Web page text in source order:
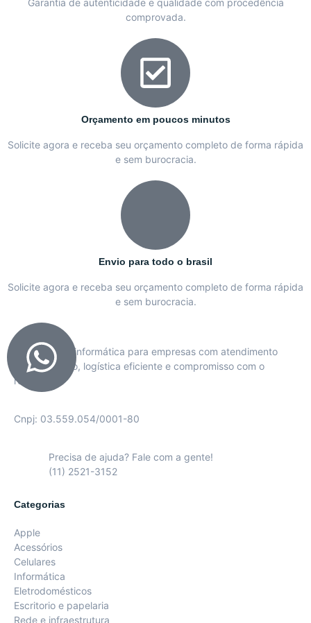
comprovada.
Orçamento em poucos minutos
Solicite agora e receba seu orçamento completo de forma rápida
e sem burocracia.
Envio para todo o brasil
Solicite agora e receba seu orçamento completo de forma rápida
e sem burocracia.
Soluções em informática para empresas com atendimento
personalizado, logística eficiente e compromisso com o
resultado.
Cnpj: 03.559.054/0001-80
Precisa de ajuda? Fale com a gente!
(11) 2521-3152
Categorias
Apple
Acessórios
Celulares
Informática
Eletrodomésticos
Escritorio e papelaria
Rede e infraestrutura